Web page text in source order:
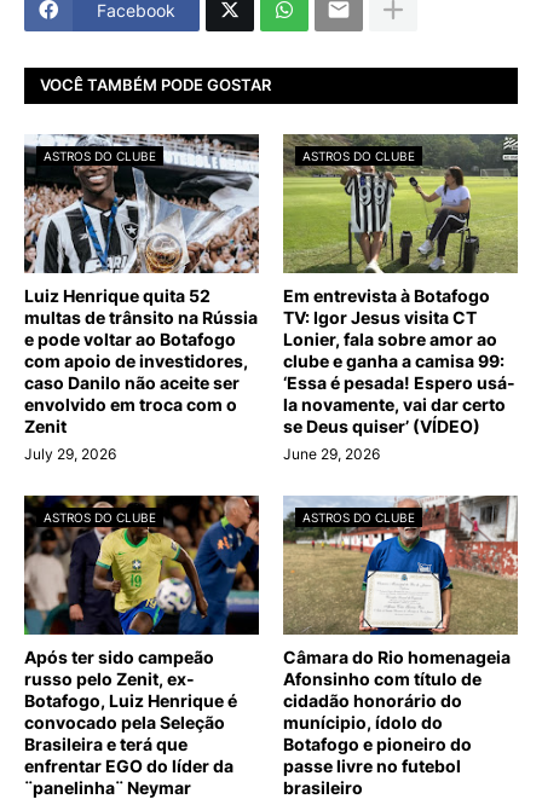
Facebook
VOCÊ TAMBÉM PODE GOSTAR
ASTROS DO CLUBE
Luiz Henrique quita 52
multas de trânsito na Rússia
e pode voltar ao Botafogo
com apoio de investidores,
caso Danilo não aceite ser
envolvido em troca com o
Zenit
July 29, 2026
ASTROS DO CLUBE
Em entrevista à Botafogo
TV: Igor Jesus visita CT
Lonier, fala sobre amor ao
clube e ganha a camisa 99:
‘Essa é pesada! Espero usá-
la novamente, vai dar certo
se Deus quiser’ (VÍDEO)
June 29, 2026
ASTROS DO CLUBE
Após ter sido campeão
russo pelo Zenit, ex-
Botafogo, Luiz Henrique é
convocado pela Seleção
Brasileira e terá que
enfrentar EGO do líder da
¨panelinha¨ Neymar
ASTROS DO CLUBE
Câmara do Rio homenageia
Afonsinho com título de
cidadão honorário do
munícipio, ídolo do
Botafogo e pioneiro do
passe livre no futebol
brasileiro